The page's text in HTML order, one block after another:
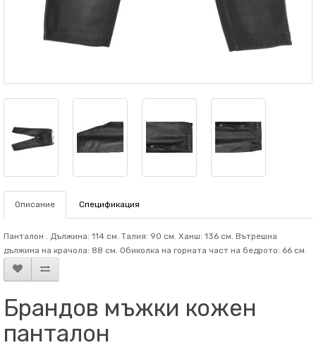
Описание Спецификация
Панталон . Дължина: 114 см. Талия: 90 см. Ханш: 136 см. Вътрешна
дължина на крачола: 88 см. Обиколка на горната част на бедрото: 66 см.
Брандов мъжки кожен
панталон